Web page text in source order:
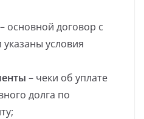
– основной договор с
условия
– чеки об уплате
долга по